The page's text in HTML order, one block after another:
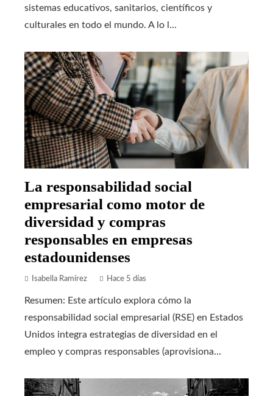
sistemas educativos, sanitarios, científicos y
culturales en todo el mundo. A lo l...
La responsabilidad social
empresarial como motor de
diversidad y compras
responsables en empresas
estadounidenses
Isabella Ramírez Hace 5 días
Resumen: Este artículo explora cómo la
responsabilidad social empresarial (RSE) en Estados
Unidos integra estrategias de diversidad en el
empleo y compras responsables (aprovisiona...